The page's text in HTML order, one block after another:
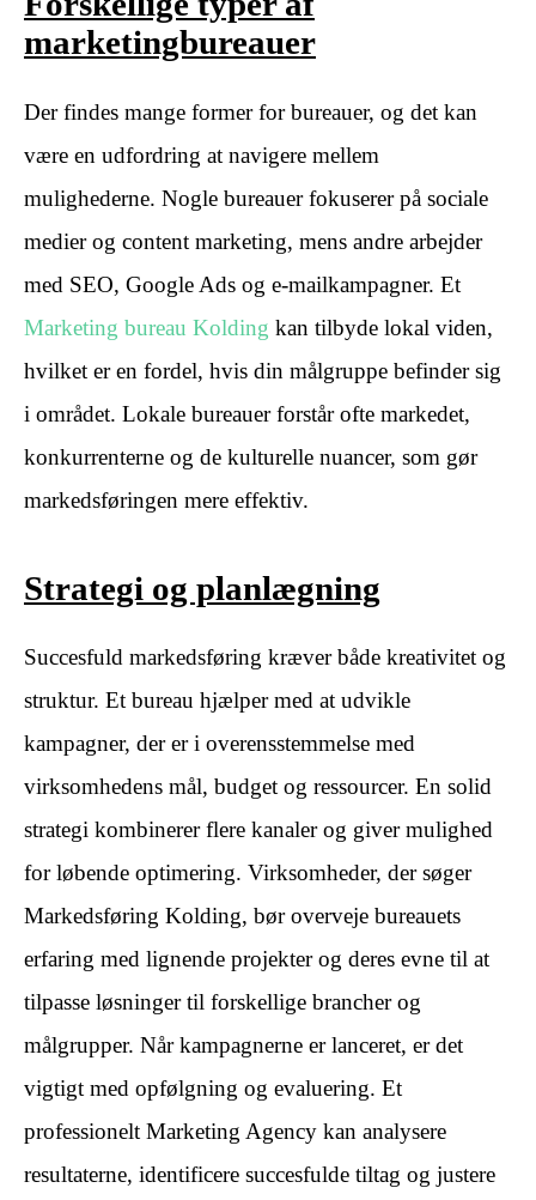
marketingbureauer
Der findes mange former for bureauer, og det kan
være en udfordring at navigere mellem
mulighederne. Nogle bureauer fokuserer på sociale
medier og content marketing, mens andre arbejder
med SEO, Google Ads og e-mailkampagner. Et
Marketing bureau Kolding kan tilbyde lokal viden,
hvilket er en fordel, hvis din målgruppe befinder sig
i området. Lokale bureauer forstår ofte markedet,
konkurrenterne og de kulturelle nuancer, som gør
markedsføringen mere effektiv.
Strategi og planlægning
Succesfuld markedsføring kræver både kreativitet og
struktur. Et bureau hjælper med at udvikle
kampagner, der er i overensstemmelse med
virksomhedens mål, budget og ressourcer. En solid
strategi kombinerer flere kanaler og giver mulighed
for løbende optimering. Virksomheder, der søger
Markedsføring Kolding, bør overveje bureauets
erfaring med lignende projekter og deres evne til at
tilpasse løsninger til forskellige brancher og
målgrupper. Når kampagnerne er lanceret, er det
vigtigt med opfølgning og evaluering. Et
professionelt Marketing Agency kan analysere
resultaterne, identificere succesfulde tiltag og justere